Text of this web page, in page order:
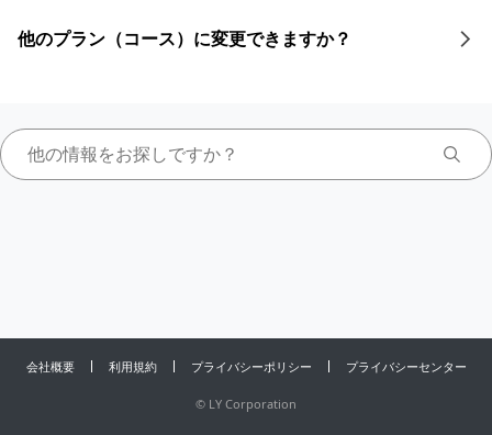
他のプラン（コース）に変更できますか？
会社概要 利用規約 プライバシーポリシー プライバシーセンター
© LY Corporation